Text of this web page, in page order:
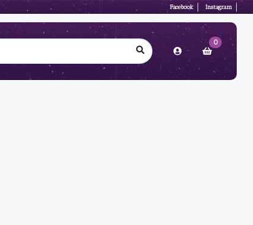
Facebook Instagram
0